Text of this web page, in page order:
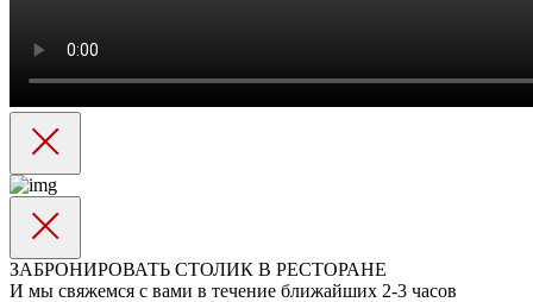
ЗАБРОНИРОВАТЬ СТОЛИК В РЕСТОРАНЕ
И мы свяжемся с вами в течение ближайших 2-3 часов